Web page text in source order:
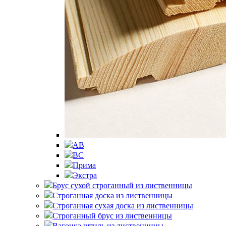
АВ
ВС
Прима
Экстра
Брус сухой строганный из лиственницы
Строганная доска из лиственницы
Строганная сухая доска из лиственницы
Строганный брус из лиственницы